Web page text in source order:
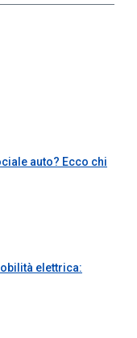
auto? Ecco chi
elettrica: